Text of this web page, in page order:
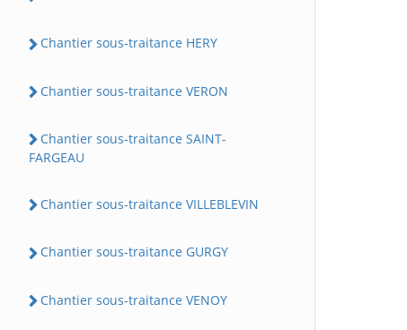
Chantier sous-traitance HERY
Chantier sous-traitance VERON
Chantier sous-traitance SAINT-
FARGEAU
Chantier sous-traitance VILLEBLEVIN
Chantier sous-traitance GURGY
Chantier sous-traitance VENOY